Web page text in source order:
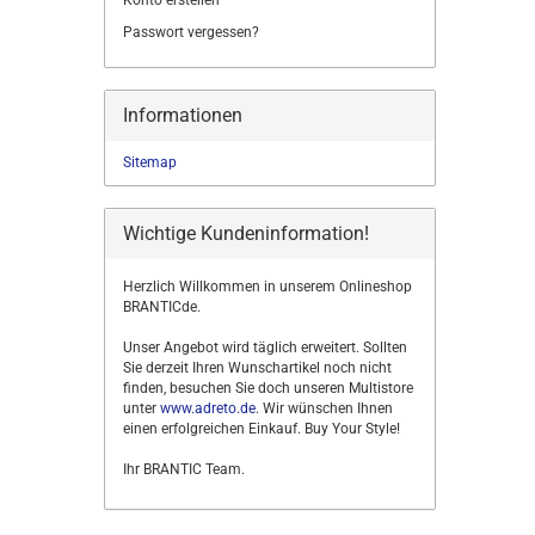
Passwort vergessen?
Informationen
Sitemap
Wichtige Kundeninformation!
Herzlich Willkommen in unserem Onlineshop
BRANTICde.
Unser Angebot wird täglich erweitert. Sollten
Sie derzeit Ihren Wunschartikel noch nicht
finden, besuchen Sie doch unseren Multistore
unter www.adreto.de. Wir wünschen Ihnen
einen erfolgreichen Einkauf. Buy Your Style!
Ihr BRANTIC Team.